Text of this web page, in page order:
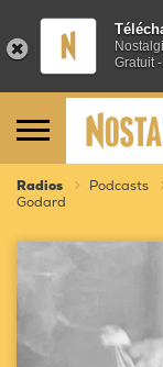
Gratuit
Radios Podcasts
Godard